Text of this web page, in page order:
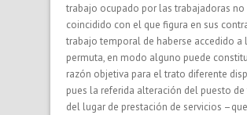
trabajo ocupado por las trabajadoras no
coincidido con el que figura en sus
trabajo temporal de haberse accedido a
permuta, en modo alguno puede
razón objetiva para el trato diferente
pues la referida alteración del puesto
del lugar de prestación de servicios